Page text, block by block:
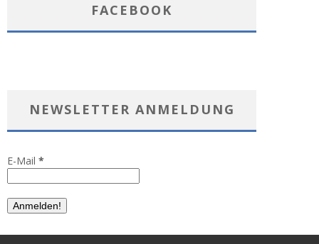
FACEBOOK
NEWSLETTER ANMELDUNG
E-Mail *